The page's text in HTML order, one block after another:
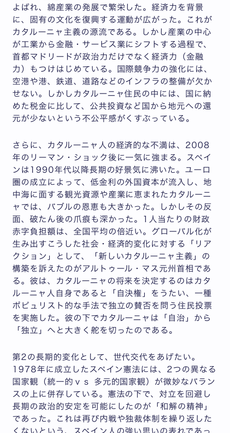
よばれ、綿産業の発展で繁栄した。経済力を背景
に、固有の文化を復興する運動が広がった。これが
カタルーニャ主義の源流である。しかし産業の中心
が工業から金融・サービス業にシフトする過程で、
首都マドリードが政治力だけでなく経済力（金融
力）もつけはじめている。国際競争力の強化には、
空港や港、鉄道、道路などのインフラの整備が欠か
せない。しかしカタルーニャ住民の中には、国に納
めた税金に比して、公共投資など国から地元への還
元が少ないという不公平感がくすぶっている。
さらに、カタルーニャ人の経済的な不満は、2008
年のリーマン・ショック後に一気に強まる。スペイ
ンは1990年代以降長期の好景気に沸いた。ユーロ
圏の成立によって、低金利の外国資本が流入し、地
中海に面する観光資源や産業に恵まれたカタルーニ
ャでは、バブルの恩恵も大きかった。しかしその反
面、破たん後の爪痕も深かった。1人当たりの財政
赤字負担額は、全国平均の倍近い。グローバル化が
生み出すこうした社会・経済的変化に対する「リア
クション」として、「新しいカタルーニャ主義」の
構築を訴えたのがアルトゥール・マス元州首相であ
る。彼は、カタルーニャの将来を決定するのはカタ
ルーニャ人自身であると「自決権」をうたい、一種
ポピュリスト的な手法で独立の賛否を問う住民投票
を実施した。彼の下でカタルーニャは「自治」から
「独立」へと大きく舵を切ったのである。
第2の長期的変化として、世代交代をあげたい。
1978年に成立したスペイン憲法には、2つの異なる
国家観（統一的ｖｓ 多元的国家観）が微妙なバラン
スの上に併存している。憲法の下で、対立を回避し
長期の政治的安定を可能にしたのが「和解の精神」
であった。これは再び内戦や独裁体制を繰り返した
くないという、スペイン人の強い思いの表れであっ